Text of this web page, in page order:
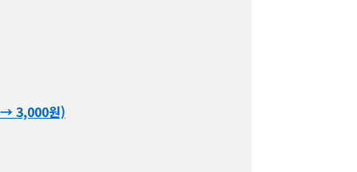
→ 3,000원)